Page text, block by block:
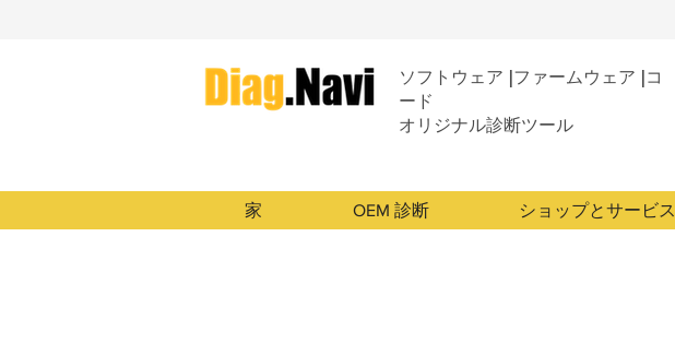
ソフトウェア |ファームウェア |コ
ード
オリジナル診断ツール
家 OEM 診断 ショップとサービス